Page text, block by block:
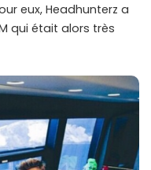
eux, Headhunterz a
qui était alors très